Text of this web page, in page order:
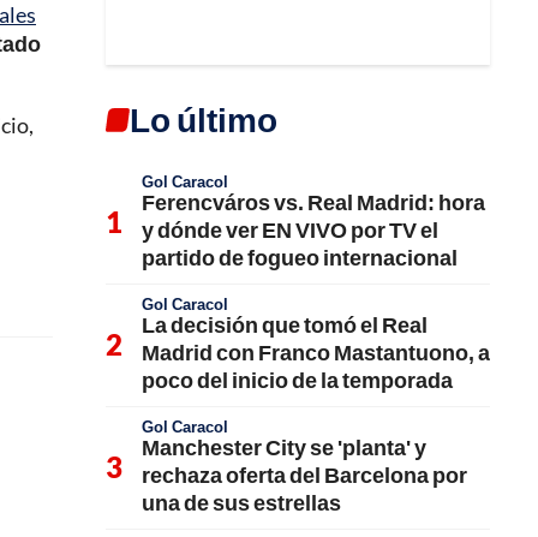
Lo último
Gol Caracol
Ferencváros vs. Real Madrid: hora
y dónde ver EN VIVO por TV el
partido de fogueo internacional
Gol Caracol
La decisión que tomó el Real
Madrid con Franco Mastantuono, a
poco del inicio de la temporada
Gol Caracol
Manchester City se 'planta' y
rechaza oferta del Barcelona por
una de sus estrellas